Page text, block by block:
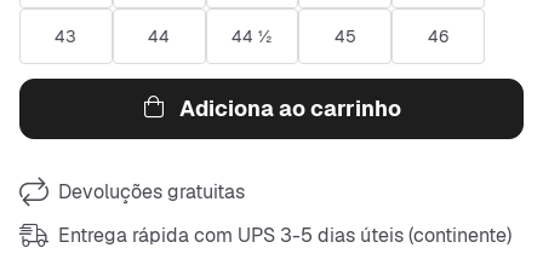
43 44 44 ½ 45 46
Adiciona ao carrinho
Devoluções gratuitas
Entrega rápida com UPS 3-5 dias úteis (continente)